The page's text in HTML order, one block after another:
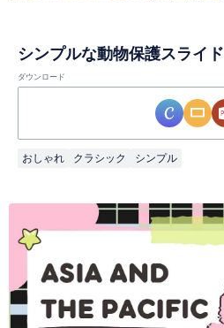
シンプルな動物保護スライド
ダウンロード
おしゃれ クラシック シンプル